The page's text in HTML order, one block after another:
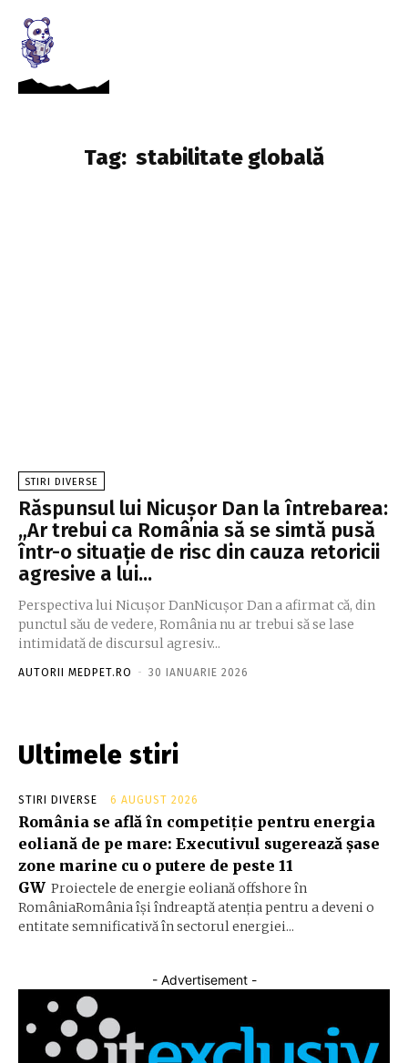
Tag: stabilitate globală
STIRI DIVERSE
Răspunsul lui Nicușor Dan la întrebarea:
„Ar trebui ca România să se simtă pusă
într-o situație de risc din cauza retoricii
agresive a lui...
Perspectiva lui Nicușor DanNicușor Dan a afirmat că, din
punctul său de vedere, România nu ar trebui să se lase
intimidată de discursul agresiv...
AUTORII MEDPET.RO - 30 IANUARIE 2026
Ultimele stiri
STIRI DIVERSE 6 AUGUST 2026
România se află în competiție pentru energia
eoliană de pe mare: Executivul sugerează șase
zone marine cu o putere de peste 11
GW Proiectele de energie eoliană offshore în
RomâniaRomânia își îndreaptă atenția pentru a deveni o
entitate semnificativă în sectorul energiei...
- Advertisement -